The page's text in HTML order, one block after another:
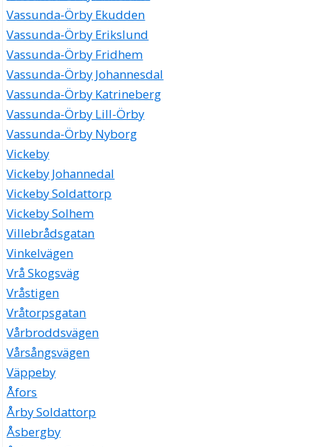
Vassunda-Örby Ekudden
Vassunda-Örby Erikslund
Vassunda-Örby Fridhem
Vassunda-Örby Johannesdal
Vassunda-Örby Katrineberg
Vassunda-Örby Lill-Örby
Vassunda-Örby Nyborg
Vickeby
Vickeby Johannedal
Vickeby Soldattorp
Vickeby Solhem
Villebrådsgatan
Vinkelvägen
Vrå Skogsväg
Vråstigen
Vråtorpsgatan
Vårbroddsvägen
Vårsångsvägen
Väppeby
Åfors
Årby Soldattorp
Åsbergby